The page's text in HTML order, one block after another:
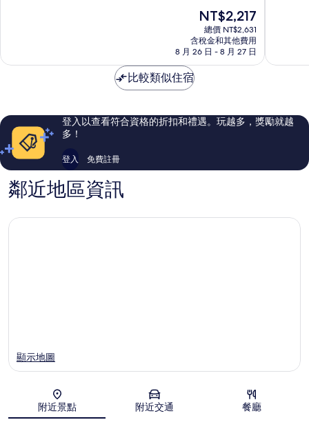
療
棒
評
論
現
在
價
格
為
NT$2,217
總價 NT$2,631
含稅金和其他費用
8 月 26 日 - 8 月 27 日
下
極
評
論
比較類似住宿
登入以查看符合資格的折扣和禮遇。玩越多，獎勵就越
多！
登入 免費註冊
鄰近地區資訊
地圖
顯示地圖
附近景點 附近交通 餐廳